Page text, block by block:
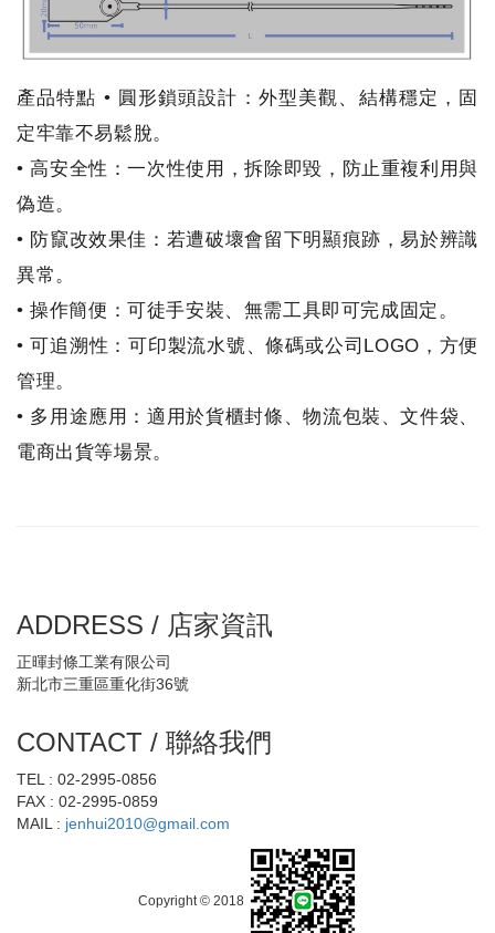
產品特點 • 圓形鎖頭設計：外型美觀、結構穩定，固
定牢靠不易鬆脫。
• 高安全性：一次性使用，拆除即毀，防止重複利用與
偽造。
• 防竄改效果佳：若遭破壞會留下明顯痕跡，易於辨識
異常。
• 操作簡便：可徒手安裝、無需工具即可完成固定。
• 可追溯性：可印製流水號、條碼或公司LOGO，方便
管理。
• 多用途應用：適用於貨櫃封條、物流包裝、文件袋、
電商出貨等場景。
ADDRESS / 店家資訊
正暉封條工業有限公司
新北市三重區重化街36號
CONTACT / 聯絡我們
TEL : 02-2995-0856
FAX : 02-2995-0859
MAIL : jenhui2010@gmail.com
Copyright © 2018